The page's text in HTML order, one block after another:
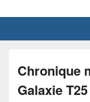
Chronique
Galaxie T25